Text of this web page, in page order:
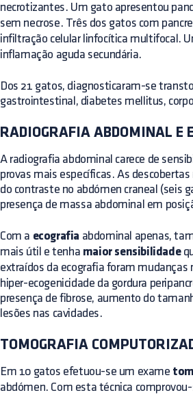
necrotizantes. Um gato apresentou
sem necrose. Três dos gatos com
infiltração celular linfocítica multifocal.
inflamação aguda secundária.
Dos 21 gatos, diagnosticaram-se
gastrointestinal, diabetes mellitus,
RADIOGRAFIA ABDOMINAL E
A radiografia abdominal carece de
provas mais específicas. As
do contraste no abdómen craneal (seis
presença de massa abdominal em
Com a ecografia abdominal apenas,
mais útil e tenha maior sensibilidade
extraídos da ecografia foram mudanças
hiper-ecogenicidade da gordura
presença de fibrose, aumento do
lesões nas cavidades.
TOMOGRAFIA
Em 10 gatos efetuou-se um exame
abdómen. Com esta técnica